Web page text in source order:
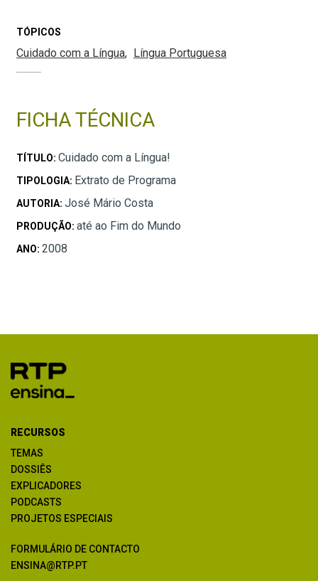
TÓPICOS
Cuidado com a Língua Língua Portuguesa
FICHA TÉCNICA
TÍTULO: Cuidado com a Língua!
TIPOLOGIA: Extrato de Programa
AUTORIA: José Mário Costa
PRODUÇÃO: até ao Fim do Mundo
ANO: 2008
RECURSOS
TEMAS
DOSSIÊS
EXPLICADORES
PODCASTS
PROJETOS ESPECIAIS
FORMULÁRIO DE CONTACTO
ENSINA@RTP.PT